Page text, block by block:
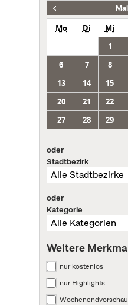
Mo Di Mi
1
6
7 8
13
14 15
20
21 22
27
28 29
oder
Stadtbezirk
oder
Kategorie
Weitere
nur kostenlos
nur Highlights
Wochenendvorschau